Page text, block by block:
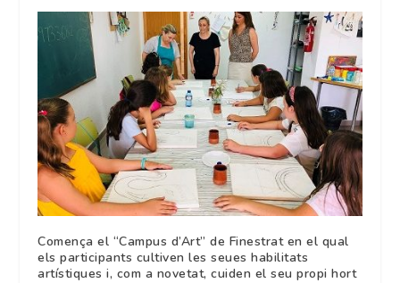
Comença el “Campus d’Art” de Finestrat en el qual
els participants cultiven les seues habilitats
artístiques i, com a novetat, cuiden el seu propi hort